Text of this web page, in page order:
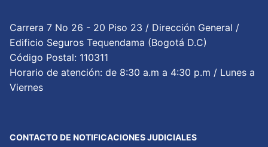
Carrera 7 No 26 - 20 Piso 23 / Dirección General /
Edificio Seguros Tequendama (Bogotá D.C)
Código Postal: 110311
Horario de atención: de 8:30 a.m a 4:30 p.m / Lunes a
Viernes
CONTACTO DE NOTIFICACIONES JUDICIALES